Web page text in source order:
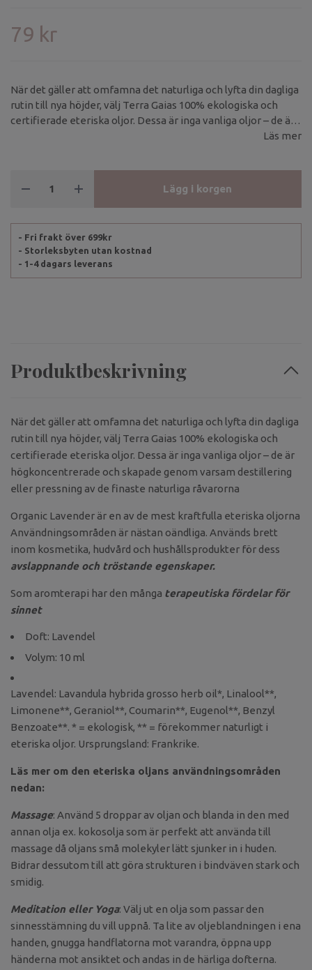
79 kr
När det gäller att omfamna det naturliga och lyfta din dagliga
rutin till nya höjder, välj Terra Gaias 100% ekologiska och
certifierade eteriska oljor. Dessa är inga vanliga oljor – de är
högkoncentrerade och skapade genom varsam destillering
Läs mer
Lägg i korgen
- Fri frakt över 699kr
- Storleksbyten utan kostnad
- 1-4 dagars leverans
Produktbeskrivning
När det gäller att omfamna det naturliga och lyfta din dagliga
rutin till nya höjder, välj Terra Gaias 100% ekologiska och
certifierade eteriska oljor. Dessa är inga vanliga oljor – de är
högkoncentrerade och skapade genom varsam destillering
eller pressning av de finaste naturliga råvarorna
Organic Lavender är en av de mest kraftfulla eteriska oljorna
Användningsområden är nästan oändliga. Används brett
inom kosmetika, hudvård och hushållsprodukter för dess
avslappnande och tröstande egenskaper.
Som aromterapi har den många terapeutiska fördelar för
sinnet
Doft: Lavendel
Volym: 10 ml
Lavendel: Lavandula hybrida grosso herb oil*, Linalool**,
Limonene**, Geraniol**, Coumarin**, Eugenol**, Benzyl
Benzoate**. * = ekologisk, ** = förekommer naturligt i
eteriska oljor. Ursprungsland: Frankrike.
Läs mer om den eteriska oljans användningsområden
nedan:
Massage: Använd 5 droppar av oljan och blanda in den med
annan olja ex. kokosolja som är perfekt att använda till
massage då oljans små molekyler lätt sjunker in i huden.
Bidrar dessutom till att göra strukturen i bindväven stark och
smidig.
Meditation eller Yoga: Välj ut en olja som passar den
sinnesstämning du vill uppnå. Ta lite av oljeblandningen i ena
handen, gnugga handflatorna mot varandra, öppna upp
händerna mot ansiktet och andas in de härliga dofterna.